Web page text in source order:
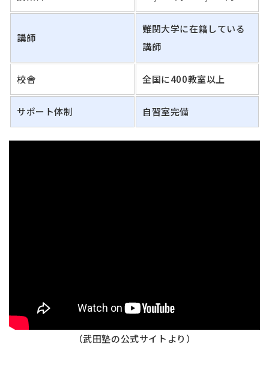
講師
難関大学に在籍している
講師
校舎 全国に400教室以上
サポート体制 自習室完備
（武田塾の公式サイトより）